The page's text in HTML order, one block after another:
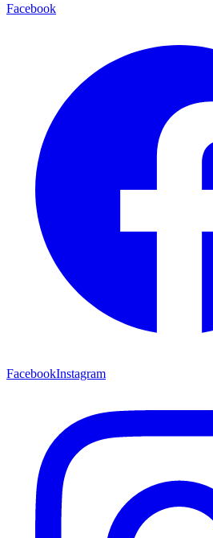
Facebook
FacebookInstagram